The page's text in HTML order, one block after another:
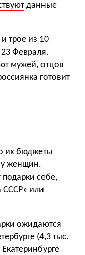
данные
трое из 10
Февраля.
мужей, отцов
готовит
их бюджеты
у женщин.
себе,
СССР» или
ожидаются
(4,3 тыс.